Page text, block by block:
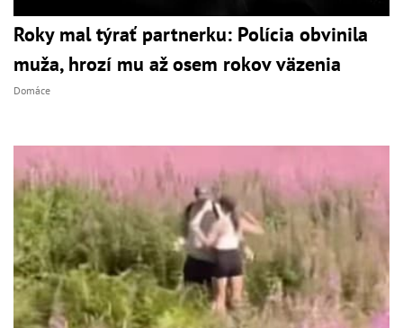
Roky mal týrať partnerku: Polícia obvinila
muža, hrozí mu až osem rokov väzenia
Domáce